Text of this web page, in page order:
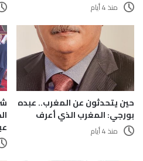
منذ 4 أيام
حين يتحدثون عن المغرب.. عبده
بورجي: المغرب الذي أعرف
منذ 4 أيام